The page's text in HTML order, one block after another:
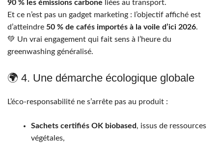
90 % les émissions carbone liées au transport.
Et ce n’est pas un gadget marketing : l’objectif affiché est
d’atteindre 50 % de cafés importés à la voile d’ici 2026.
💚 Un vrai engagement qui fait sens à l’heure du
greenwashing généralisé.
🌍 4. Une démarche écologique globale
L’éco-responsabilité ne s’arrête pas au produit :
Sachets certifiés OK biobased, issus de ressources
végétales,